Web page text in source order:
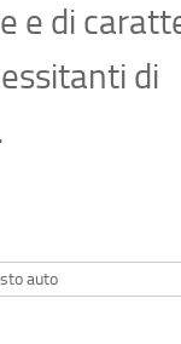
e di
di
auto